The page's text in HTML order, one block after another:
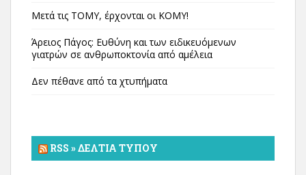
Μετά τις ΤΟΜΥ, έρχονται οι ΚΟΜΥ!
Άρειος Πάγος: Ευθύνη και των ειδικευόμενων
γιατρών σε ανθρωποκτονία από αμέλεια
Δεν πέθανε από τα χτυπήματα
RSS » ΔΕΛΤΊΑ ΤΎΠΟΥ